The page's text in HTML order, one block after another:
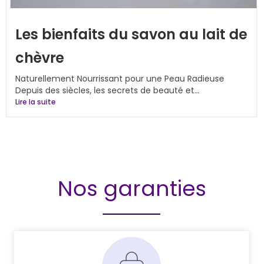
Les bienfaits du savon au lait de
chèvre
Naturellement Nourrissant pour une Peau Radieuse
Depuis des siècles, les secrets de beauté et...
Lire la suite
Nos garanties